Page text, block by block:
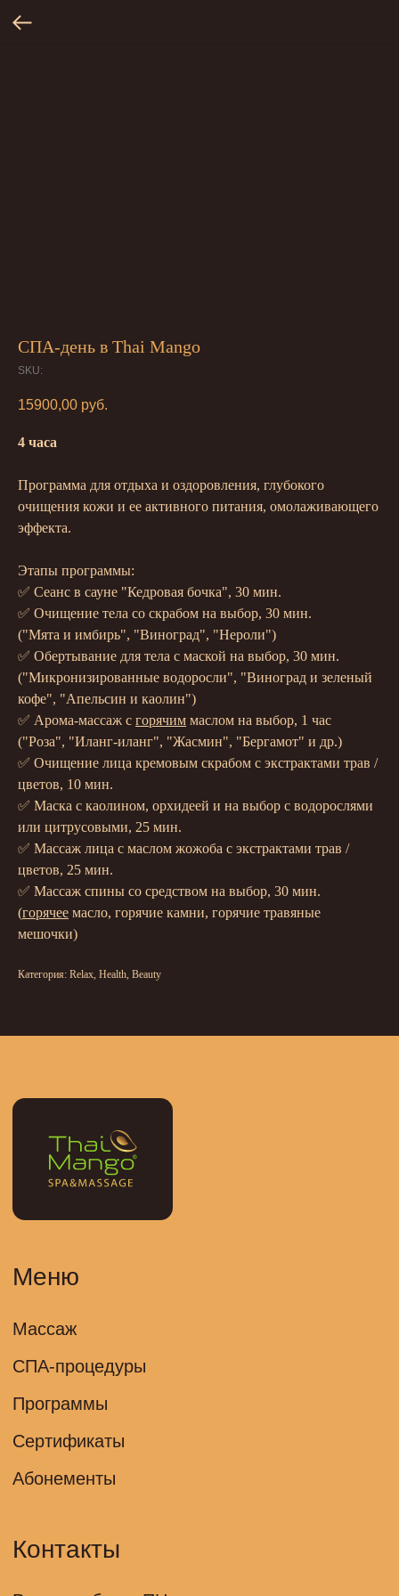
СПА-день в Thai Mango
SKU:
15900,00 руб.
4 часа
Программа для отдыха и оздоровления, глубокого
очищения кожи и ее активного питания, омолаживающего
эффекта.
Этапы программы:
✅ Сеанс в сауне "Кедровая бочка", 30 мин.
✅ Очищение тела со скрабом на выбор, 30 мин.
("Мята и имбирь", "Виноград", "Нероли")
✅ Обертывание для тела с маской на выбор, 30 мин.
("Микронизированные водоросли", "Виноград и зеленый
кофе", "Апельсин и каолин")
✅ Арома-массаж с горячим маслом на выбор, 1 час
("Роза", "Иланг-иланг", "Жасмин", "Бергамот" и др.)
✅ Очищение лица кремовым скрабом с экстрактами трав /
цветов, 10 мин.
✅ Маска с каолином, орхидеей и на выбор с водорослями
или цитрусовыми, 25 мин.
✅ Массаж лица с маслом жожоба с экстрактами трав /
цветов, 25 мин.
✅ Массаж спины со средством на выбор, 30 мин.
(горячее масло, горячие камни, горячие травяные
мешочки)
Категория: Relax, Health, Beauty
© Thai Mango Все права защищены
Режим работы: ПН –
ВС с 10:00 до 22:00
Адрес: г. Москва, ул. Логинова, д. 5, к.
2, помещение 10Н
СПА-процедуры
Меню
Контакты